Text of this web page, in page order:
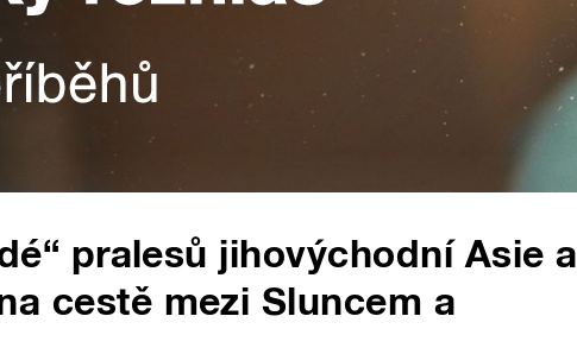
pralesů jihovýchodní Asie a
cestě mezi Sluncem a